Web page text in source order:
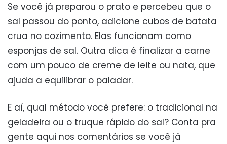
Se você já preparou o prato e percebeu que o
sal passou do ponto, adicione cubos de batata
crua no cozimento. Elas funcionam como
esponjas de sal. Outra dica é finalizar a carne
com um pouco de creme de leite ou nata, que
ajuda a equilibrar o paladar.
E aí, qual método você prefere: o tradicional na
geladeira ou o truque rápido do sal? Conta pra
gente aqui nos comentários se você já